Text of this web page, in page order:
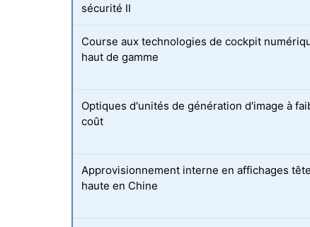
sécurité II
Course aux technologies de cockpit
haut de gamme
Optiques d'unités de génération d'image à
coût
Approvisionnement interne en affichages tête
haute en Chine